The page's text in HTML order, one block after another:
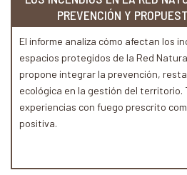
PREVENCIÓN Y
El informe analiza cómo afectan los
espacios protegidos de la Red
propone integrar la prevención,
ecológica en la gestión del territorio.
experiencias con fuego prescrito
positiva.